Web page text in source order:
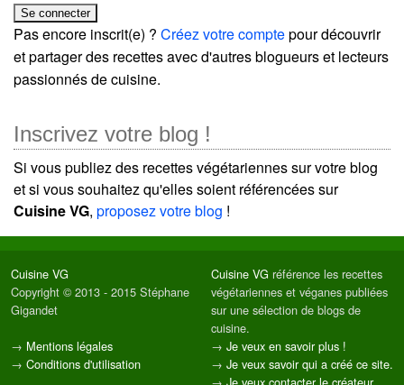
Pas encore inscrit(e) ? Créez votre comptepour découvrir
et partager des recettes avec d'autres blogueurs et lecteurs
passionnés de cuisine.
Inscrivez votre blog !
Si vous publiez des recettes végétariennes sur votre blog
et si vous souhaitez qu'elles soient référencées sur
Cuisine VG, proposez votre blog !
Cuisine VG
Copyright © 2013 - 2015 Stéphane
Gigandet
→ Mentions légales
→ Conditions d'utilisation
Cuisine VG référence les recettes
végétariennes et véganes publiées
sur une sélection de blogs de
cuisine.
→ Je veux en savoir plus !
→ Je veux savoir qui a créé ce site.